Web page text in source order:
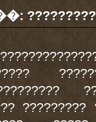
?????????